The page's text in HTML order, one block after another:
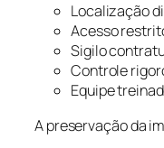
Localização
Acesso
Sigilo
Controle
Equipe
A preservação da